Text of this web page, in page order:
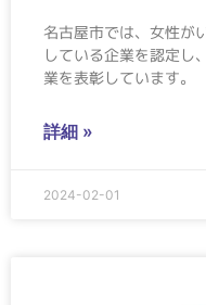
名古屋市では、女性が
している企業を認定し
業を表彰しています。
詳細 »
2024-02-01